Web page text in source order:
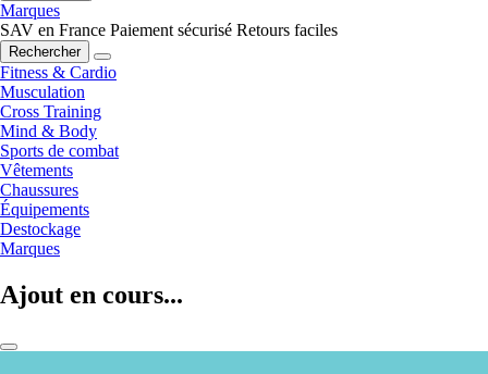
Marques
SAV en France Paiement sécurisé Retours faciles
Rechercher
Fitness & Cardio
Musculation
Cross Training
Mind & Body
Sports de combat
Vêtements
Chaussures
Équipements
Destockage
Marques
Ajout en cours...